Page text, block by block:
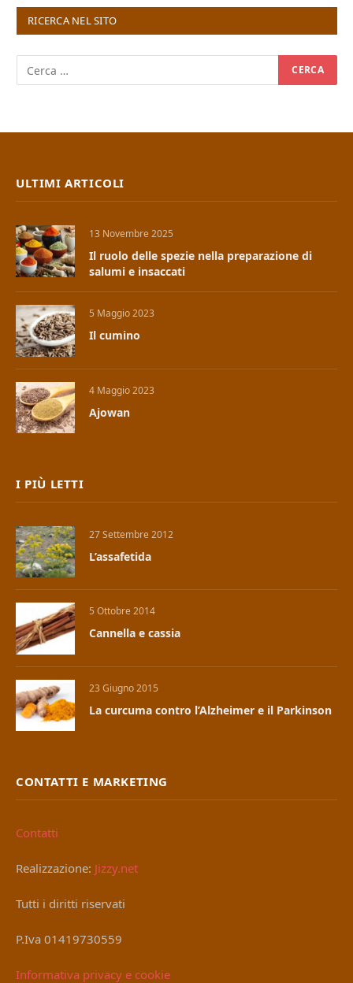
RICERCA NEL SITO
ULTIMI ARTICOLI
13 Novembre 2025
Il ruolo delle spezie nella preparazione di
salumi e insaccati
5 Maggio 2023
Il cumino
4 Maggio 2023
Ajowan
I PIÙ LETTI
27 Settembre 2012
L’assafetida
5 Ottobre 2014
Cannella e cassia
23 Giugno 2015
La curcuma contro l’Alzheimer e il Parkinson
CONTATTI E MARKETING
Contatti
Realizzazione: Jizzy.net
Tutti i diritti riservati
P.Iva 01419730559
Informativa privacy e cookie